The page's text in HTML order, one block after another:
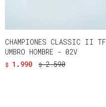
CHAMPIONES CLASSIC II TF
UMBRO HOMBRE - 02V
$ 1.990 $ 2.590